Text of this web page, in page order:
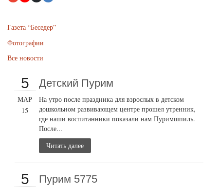
Газета “Беседер”
Фотографии
Все новости
5
МАР
15
Детский Пурим
На утро после праздника для взрослых в детском
дошкольном развивающем центре прошел утренник,
где наши воспитанники показали нам Пуримшпиль.
После...
Читать далее
5 Пурим 5775